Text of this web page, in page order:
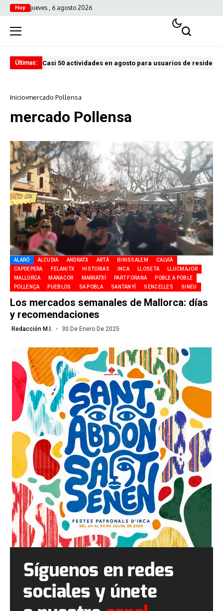
Hoy jueves , 6 agosto 2026
Últimas: Casi 50 actividades en agosto para usuarios de
Inicio mercado Pollensa
mercado Pollensa
ALARÓ ALCUDIA ANDRATX ARTÀ BINISSALEM
CALVIÀ
CAPDEPERA
FELANITX HISTORIAS INCA LLOSETA
LLUCMAJOR
MALLORCA
MANACOR MARRATXÍ PART FORANA
POBLE A POBLE
POLLENÇA
PUEBLOS SA POBLA SANTANYÍ SENCELLES SINEU
Los mercados semanales de Mallorca: días
y recomendaciones
Redacción M.I. 30 De Enero De 2025